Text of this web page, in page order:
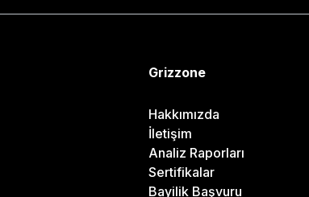
Grizzone
Hakkımızda
İletişim
Analiz Raporları
Sertifikalar
Bayilik Başvuru